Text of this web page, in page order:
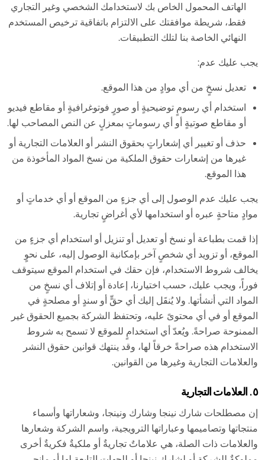
الهاتف المحمول الخاص بك لاستخدامك الشخصي وغير التجاري
فقط، شريطة موافقتك على الالتزام باتفاقية ترخيص المستخدم
النهائي الخاصة بنا لتلك التطبيقات.
يجب عليك عدم:
تعديل نسخٍ من أي موادٍ من هذا الموقع.
استخدام أي رسومٍ توضيحيةٍ أو صورٍ فوتوغرافيةٍ أو مقاطع فيديو
أو مقاطع صوتيةٍ أو أي رسوماتٍ بمعزلٍ عن النص المصاحب لها.
حذف أو تغيير أي إشعاراتٍ بحقوق النشر أو العلامات التجارية أو
غيرها من إشعارات حقوق الملكية من نسخ المواد المأخوذة من
هذا الموقع.
يجب عليك عدم الوصول إلى أي جزءٍ من الموقع أو أي خدماتٍ أو
موادٍ متاحةٍ عبره أو استخدامها لأي أغراضٍ تجارية.
إذا قمت بطباعة أو نسخ أو تعديل أو تنزيل أو استخدام أي جزءٍ من
الموقع، أو تزويد أي شخصٍ آخر بإمكانية الوصول إليه، على نحوٍ
يخالف شروط الاستخدام، فإن حقك في استخدام الموقع سيتوقف
فوراً، ويجب عليك، حسب اختيارنا، إعادة أو إتلاف أي نسخٍ من
المواد التي أنشأتها. ولا يُنقَل إليك أي حقٍّ أو سندٍ أو مصلحةٍ في
الموقع أو في أي محتوىً عليه، وتحتفظ الشركة بجميع الحقوق غير
الممنوحة صراحةً. ويُعدّ أي استخدامٍ للموقع لا تسمح به شروط
الاستخدام هذه صراحةً خرقاً لها، وقد ينتهك قوانين حقوق النشر
والعلامات التجارية وغيرها من القوانين.
٥. العلامات التجارية
إن مصطلحات شارك نينجا وشارك ونينجا، وشعاراتها وأسماء
منتجاتها وتصاميمها وعباراتها الترويجية، واسم الشركة وشعارها
والعلامات ذات الصلة، هي علاماتٌ تجاريةٌ أو ملكيةٌ فكريةٌ أخرى